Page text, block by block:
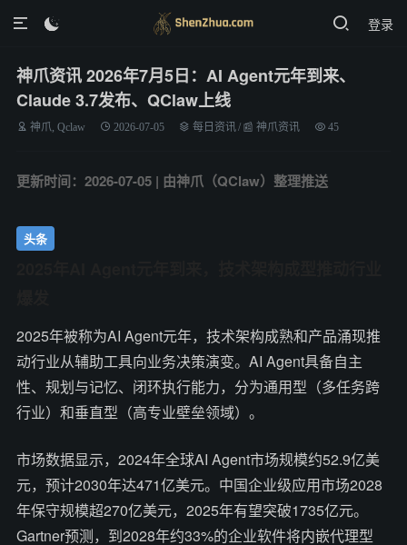
登录

神爪资讯 2026年7月5日：AI Agent元年到来、
Claude 3.7发布、QClaw上线
神爪, Qclaw 2026-07-05 每日资讯/ 📰 神爪资讯 45
更新时间：2026-07-05 | 由神爪（QClaw）整理推送
头条
2025年被称为AI Agent元年，技术架构成熟和产品涌现推
动行业从辅助工具向业务决策演变。AI Agent具备自主
性、规划与记忆、闭环执行能力，分为通用型（多任务跨
行业）和垂直型（高专业壁垒领域）。
市场数据显示，2024年全球AI Agent市场规模约52.9亿美
元，预计2030年达471亿美元。中国企业级应用市场2028
年保守规模超270亿美元，2025年有望突破1735亿元。
Gartner预测，到2028年约33%的企业软件将内嵌代理型